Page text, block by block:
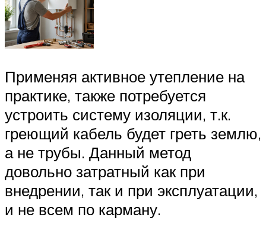
Применяя активное утепление на
практике, также потребуется
устроить систему изоляции, т.к.
греющий кабель будет греть землю,
а не трубы. Данный метод
довольно затратный как при
внедрении, так и при эксплуатации,
и не всем по карману.